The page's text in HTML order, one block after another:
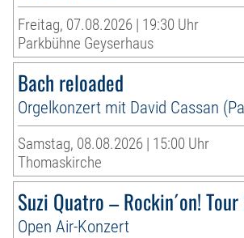
Freitag, 07.08.2026 | 19:30 Uhr
Parkbühne Geyserhaus
Bach reloaded
Orgelkonzert mit David Cassan
Samstag, 08.08.2026 | 15:00 Uhr
Thomaskirche
Suzi Quatro – Rockin´on!
Open Air-Konzert